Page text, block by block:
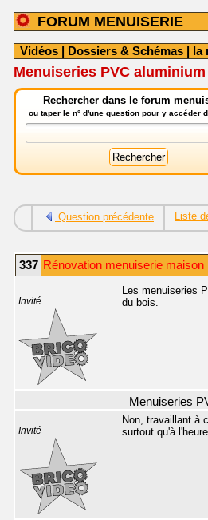
FORUM MENUISERIE
Vidéos | Dossiers & Schémas | la
Menuiseries PVC
Rechercher dans le forum
ou taper le n° d'une question pour y accéder
Question précédente Liste
337 Rénovation menuiserie maison
Invité
Les menuiseries
du bois.
Menuiseries
Invité
Non, travaillant à
surtout qu'à